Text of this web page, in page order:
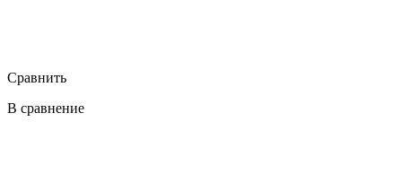
Сравнить
В сравнение